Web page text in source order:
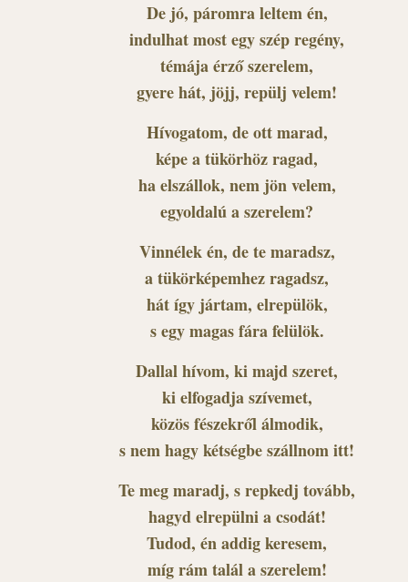
De jó, páromra leltem én,
indulhat most egy szép regény,
témája érző szerelem,
gyere hát, jöjj, repülj velem!
Hívogatom, de ott marad,
képe a tükörhöz ragad,
ha elszállok, nem jön velem,
egyoldalú a szerelem?
Vinnélek én, de te maradsz,
a tükörképemhez ragadsz,
hát így jártam, elrepülök,
s egy magas fára felülök.
Dallal hívom, ki majd szeret,
ki elfogadja szívemet,
közös fészekről álmodik,
s nem hagy kétségbe szállnom itt!
Te meg maradj, s repkedj tovább,
hagyd elrepülni a csodát!
Tudod, én addig keresem,
míg rám talál a szerelem!